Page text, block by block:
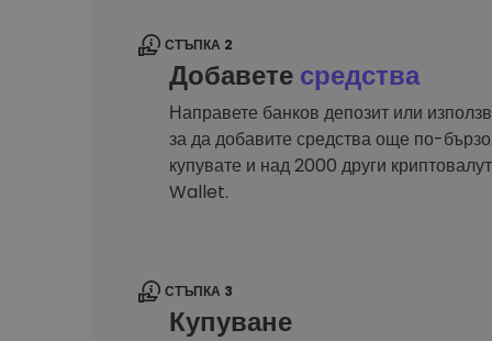
СТЪПКА 2
Добавете средства
Направете банков депозит или
за да добавите средства още по-
купувате и над 2000 други
Wallet.
СТЪПКА 3
Купуване